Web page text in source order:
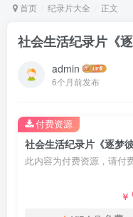
首页 纪录片大全 正文
社会生活纪录片《
admin
6个月前发布
社会生活纪录片《逐梦
此内容为付费资源，请付
￥
付费资源